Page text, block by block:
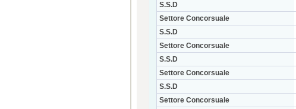
S.S.D
Settore Concorsuale
S.S.D
Settore Concorsuale
S.S.D
Settore Concorsuale
S.S.D
Settore Concorsuale